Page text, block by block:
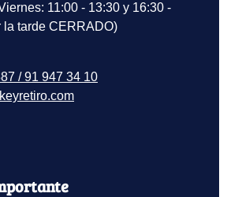
11:00 - 13:30 y 16:30 -
la tarde CERRADO)
/ 91 947 34 10